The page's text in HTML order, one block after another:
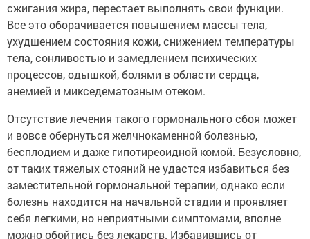
сжигания жира, перестает выполнять свои функции.
Все это оборачивается повышением массы тела,
ухудшением состояния кожи, снижением температуры
тела, сонливостью и замедлением психических
процессов, одышкой, болями в области сердца,
анемией и микседематозным отеком.
Отсутствие лечения такого гормонального сбоя может
и вовсе обернуться желчнокаменной болезнью,
бесплодием и даже гипотиреоидной комой. Безусловно,
от таких тяжелых стояний не удастся избавиться без
заместительной гормональной терапии, однако если
болезнь находится на начальной стадии и проявляет
себя легкими, но неприятными симптомами, вполне
можно обойтись без лекарств. Избавившись от